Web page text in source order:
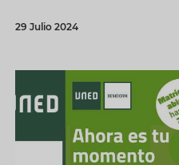
29 Julio 2024